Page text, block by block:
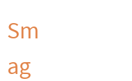
Sm
ag